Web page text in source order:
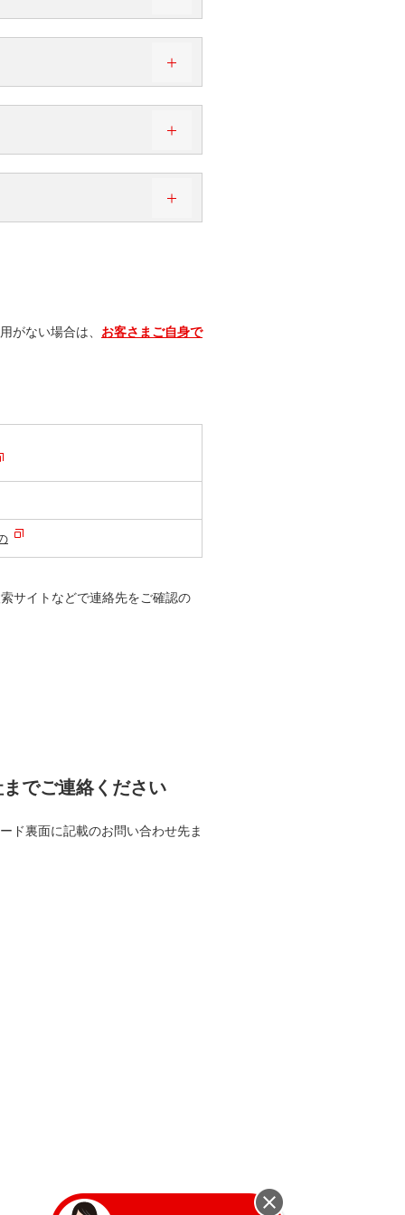
ソリンの事前購入料金、カ
報開示手数料や、罰金の立
れている。
が利用日として記載される
バーや電話料金など）はチ
がない場合は、 お客さまご自身で
サイトなどで連絡先をご確認の
でご連絡ください
ド裏面に記載のお問い合わせ先ま